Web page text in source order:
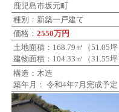
鹿児島市坂元町
種別：新築一戸建て
価格：2550万円
土地面積：168.79㎡（51.05坪
建物面積：104.33㎡（31.55坪
構造：木造
築年月： 令和4年7月完成予定